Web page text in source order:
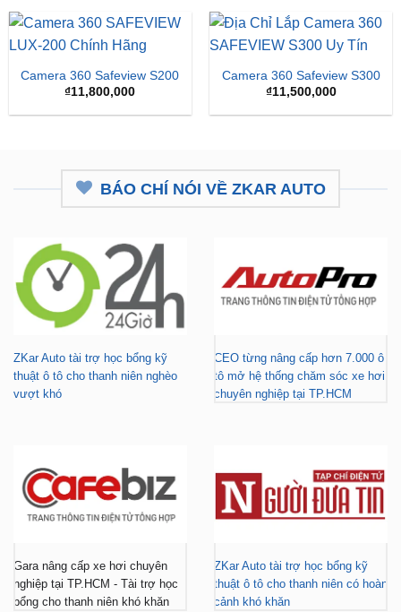
Camera 360 Safeview S200
₫11,800,000
Camera 360 Safeview S300
₫11,500,000
BÁO CHÍ NÓI VỀ ZKAR AUTO
ZKar Auto tài trợ học bổng kỹ
thuật ô tô cho thanh niên nghèo
vượt khó
CEO từng nâng cấp hơn 7.000 ô
tô mở hệ thống chăm sóc xe hơi
chuyên nghiệp tại TP.HCM
Gara nâng cấp xe hơi chuyên
nghiệp tại TP.HCM - Tài trợ học
bổng cho thanh niên khó khăn
ZKar Auto tài trợ học bổng kỹ
thuật ô tô cho thanh niên có hoàn
cảnh khó khăn